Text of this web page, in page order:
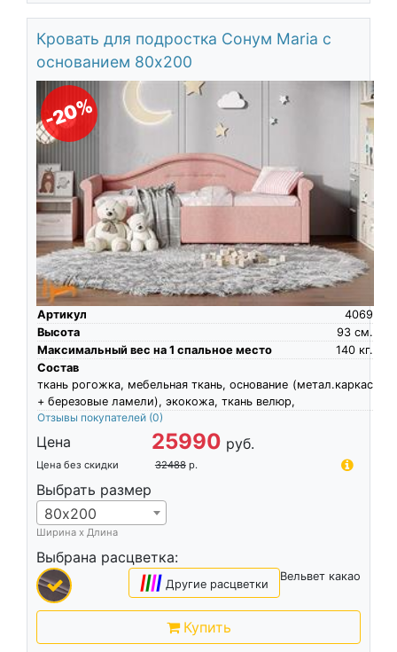
Кровать для подростка Сонум Maria с
основанием 80х200
-20%
Артикул
4069
Высота
см.
93
Максимальный вес на 1 спальное место
кг.
140
Состав
ткань рогожка, мебельная ткань, основание (метал.каркас
+ березовые ламели), экокожа, ткань велюр,
Отзывы покупателей (0)
Цена 25990 руб.
Цена без скидки 32488 р.
Выбрать размер
80х200
Ширина х Длина
Выбрана расцветка:
Вельвет какао
|||| Другие расцветки
Купить